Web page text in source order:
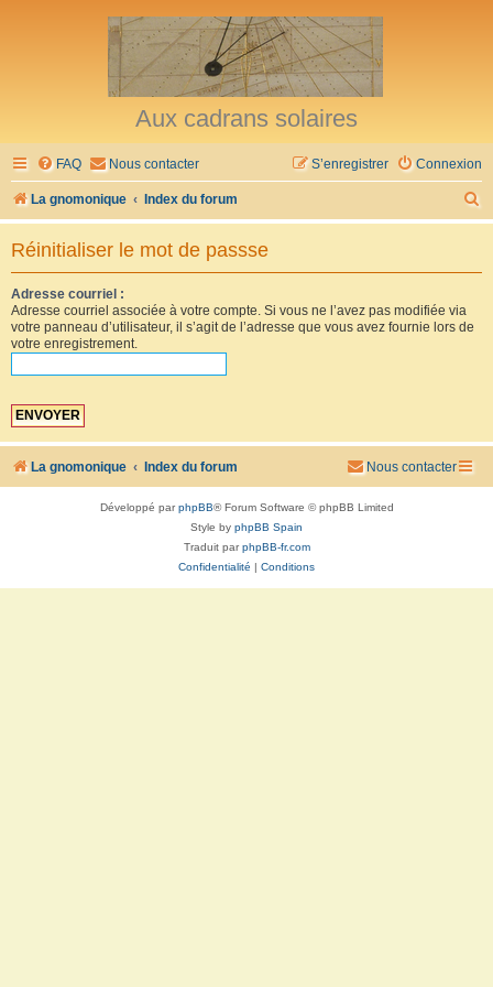
Aux cadrans solaires
FAQ Nous contacter Connexion
S’enregistrer
La gnomonique Index du forum
e
Réinitialiser le mot de passse
Adresse courriel :
Adresse courriel associée à votre compte. Si vous ne l’avez pas modifiée via
votre panneau d’utilisateur, il s’agit de l’adresse que vous avez fournie lors de
votre enregistrement.
La gnomonique Index du forum Nous contacter
Développé parphpBB® Forum Software © phpBB Limited
Style by phpBB Spain
Traduit parphpBB-fr.com
Confidentialité
Conditions